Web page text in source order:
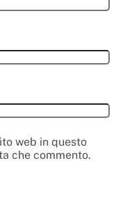
web in questo
che commento.